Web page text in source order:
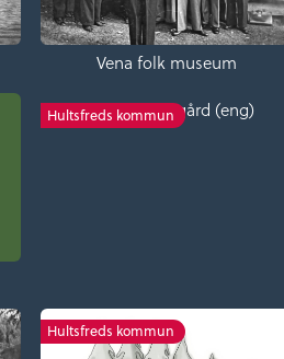
Vena folk museum
Hultsfreds kommun
Fröreda storegård (eng)
Hultsfreds kommun